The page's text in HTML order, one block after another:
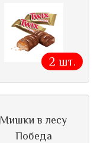
2 шт.
Мишки в лесу
Победа